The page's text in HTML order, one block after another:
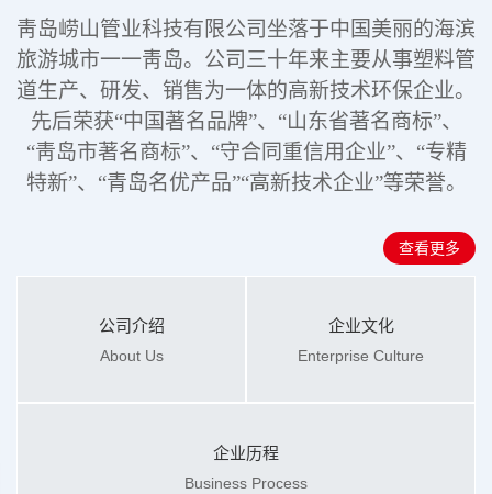
靑岛崂山管业科技有限公司坐落于中国美丽的海滨
旅游城市一一靑岛。公司三十年来主要从事塑料管
道生产、研发、销售为一体的高新技术环保企业。
先后荣获“中国著名品牌”、“山东省著名商标”、
“靑岛市著名商标”、“守合同重信用企业”、“专精
特新”、“青岛名优产品”“高新技术企业”等荣誉。
查看更多
公司介绍
About Us
企业文化
Enterprise Culture
企业历程
Business Process